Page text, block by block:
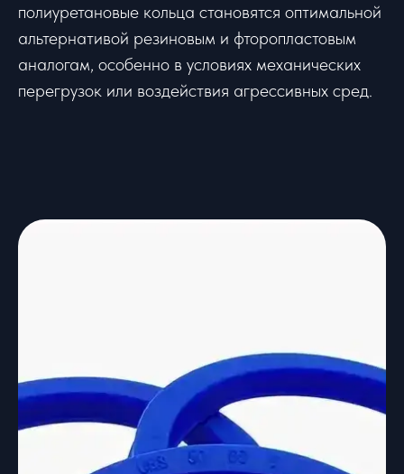
полиуретановые кольца становятся оптимальной
альтернативой резиновым и фторопластовым
аналогам, особенно в условиях механических
перегрузок или воздействия агрессивных сред.